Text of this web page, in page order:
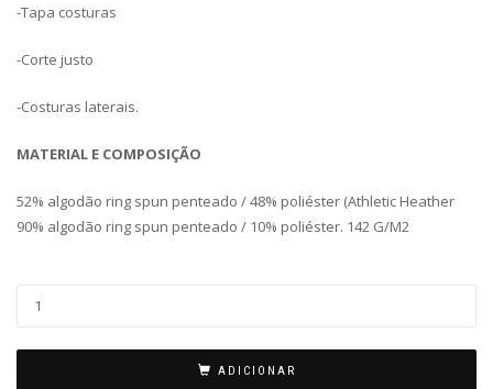
-Tapa costuras
-Corte justo
-Costuras laterais.
MATERIAL E COMPOSIÇÃO
52% algodão ring spun penteado / 48% poliéster (Athletic Heather
90% algodão ring spun penteado / 10% poliéster. 142 G/M2
ADICIONAR